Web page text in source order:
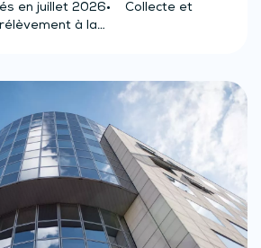
en juillet 2026• Collecte et
à la…